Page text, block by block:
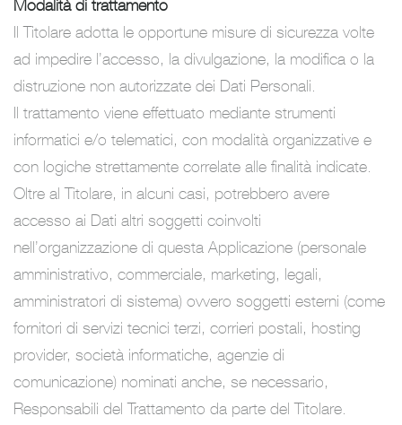
Modalità di trattamento
Il Titolare adotta le opportune misure di sicurezza volte
ad impedire l’accesso, la divulgazione, la modifica o la
distruzione non autorizzate dei Dati Personali.
Il trattamento viene effettuato mediante strumenti
informatici e/o telematici, con modalità organizzative e
con logiche strettamente correlate alle finalità indicate.
Oltre al Titolare, in alcuni casi, potrebbero avere
accesso ai Dati altri soggetti coinvolti
nell’organizzazione di questa Applicazione (personale
amministrativo, commerciale, marketing, legali,
amministratori di sistema) ovvero soggetti esterni (come
fornitori di servizi tecnici terzi, corrieri postali, hosting
provider, società informatiche, agenzie di
comunicazione) nominati anche, se necessario,
Responsabili del Trattamento da parte del Titolare.